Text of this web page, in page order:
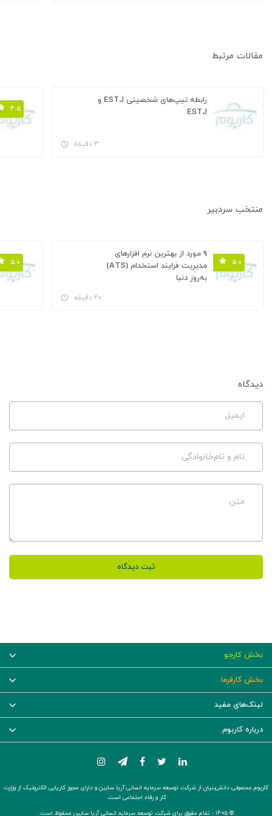
مقالات مرتبط
رابطه تیپ‌های شخصیتی ESTJ و
ESTJ
۳ دقیقه
۴.۵
منتخب سردبیر
۵.۰
۹ مورد از بهترین نرم افزارهای
مدیریت فرایند استخدام (ATS)
به‌روز دنیا
۲۰ دقیقه
۵.۰
دیدگاه
ایمیل
نام و نام‌خانوادگی
متن
ثبت دیدگاه
بخش کارجو
بخش کارفرما
لینک‌های مفید
درباره کاربوم
کاربوم محصولی دانش‌بنیان از شرکت توسعه سرمایه انسانی آریا سابین و دارای مجوز کاریابی الکترونیک از وزارت
کار و رفاه اجتماعی است.
© ۱۴۰۵ -
تمام حقوق برای شرکت توسعه سرمایه انسانی آریا سابین محفوظ است.